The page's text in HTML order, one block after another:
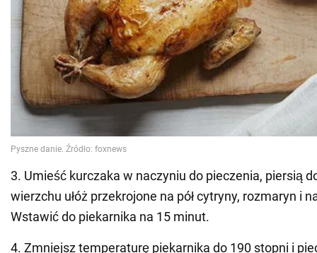
3. Umieść kurczaka w naczyniu do pieczenia, piersią
wierzchu ułóż przekrojone na pół cytryny, rozmaryn i
Wstawić do piekarnika na 15 minut.
4. Zmniejsz temperaturę piekarnika do 190 stopni i